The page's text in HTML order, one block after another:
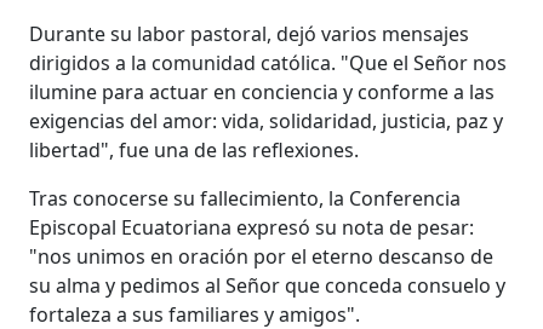
Durante su labor pastoral, dejó varios mensajes
dirigidos a la comunidad católica. "Que el Señor nos
ilumine para actuar en conciencia y conforme a las
exigencias del amor: vida, solidaridad, justicia, paz y
libertad", fue una de las reflexiones.
Tras conocerse su fallecimiento, la Conferencia
Episcopal Ecuatoriana expresó su nota de pesar:
"nos unimos en oración por el eterno descanso de
su alma y pedimos al Señor que conceda consuelo y
fortaleza a sus familiares y amigos".